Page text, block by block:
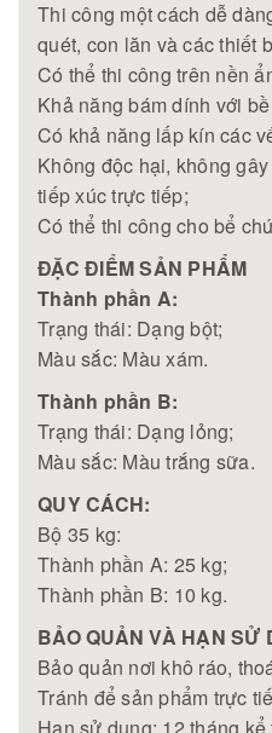
Thi công một cách dễ
quét, con lăn và các thiết
Có thể thi công trên nền
Khả năng bám dính với
Có khả năng lấp kín các
Không độc hại, không
tiếp xúc trực tiếp;
Có thể thi công cho bể
ĐẶC ĐIỂM SẢN PHẨM
Thành phần A:
Trạng thái: Dạng bột;
Màu sắc: Màu xám.
Thành phần B:
Trạng thái: Dạng lỏng;
Màu sắc: Màu trắng sữa.
QUY CÁCH:
Bộ 35 kg:
Thành phần A: 25 kg;
Thành phần B: 10 kg.
BẢO QUẢN VÀ HẠN SỬ
Bảo quản nơi khô ráo,
Tránh để sản phẩm trực